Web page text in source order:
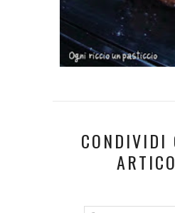
CONDIVIDI